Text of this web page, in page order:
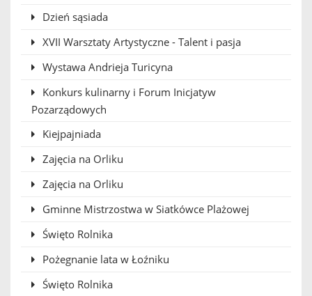
Dzień sąsiada
XVII Warsztaty Artystyczne - Talent i pasja
Wystawa Andrieja Turicyna
Konkurs kulinarny i Forum Inicjatyw
Pozarządowych
Kiejpajniada
Zajęcia na Orliku
Zajęcia na Orliku
Gminne Mistrzostwa w Siatkówce Plażowej
Święto Rolnika
Pożegnanie lata w Łoźniku
Święto Rolnika